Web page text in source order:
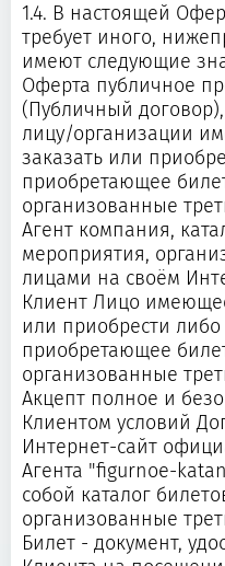
1.4. В настоящей
требует иного,
имеют следующие
Оферта публичное
(Публичный
лицу/организации
заказать или
приобретающее
организованные
Агент компания,
мероприятия,
лицами на своём
Клиент Лицо
или приобрести
приобретающее
организованные
Акцепт полное и
Клиентом условий
Интернет-сайт
Агента "figurnoe-
собой каталог
организованные
Билет - документ,